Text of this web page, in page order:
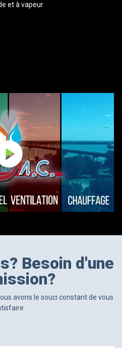
et à vapeur
Besoin d'une
avons le souci constant de vous